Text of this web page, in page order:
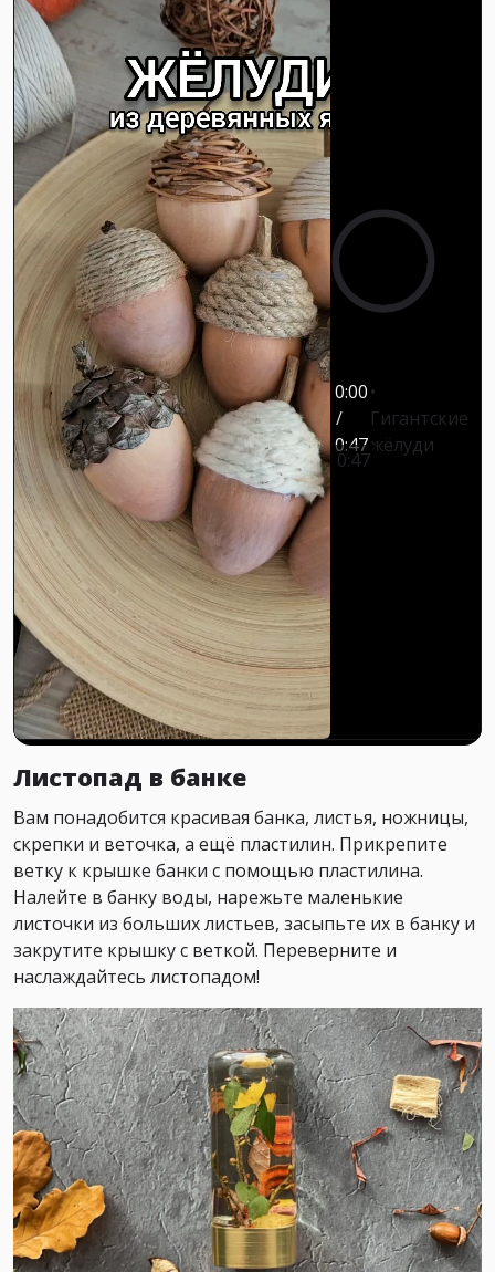
0:00
/
0:47
Гигантские
жёлуди
0:47
Листопад в банке
Вам понадобится красивая банка, листья, ножницы,
скрепки и веточка, а ещё пластилин. Прикрепите
ветку к крышке банки с помощью пластилина.
Налейте в банку воды, нарежьте маленькие
листочки из больших листьев, засыпьте их в банку и
закрутите крышку с веткой. Переверните и
наслаждайтесь листопадом!